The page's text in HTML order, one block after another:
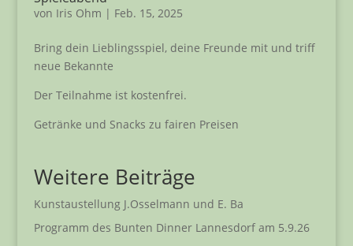
von Iris Ohm | Feb. 15, 2025
Bring dein Lieblingsspiel, deine Freunde mit und triff
neue Bekannte
Der Teilnahme ist kostenfrei.
Getränke und Snacks zu fairen Preisen
Weitere Beiträge
Kunstaustellung J.Osselmann und E. Ba
Programm des Bunten Dinner Lannesdorf am 5.9.26